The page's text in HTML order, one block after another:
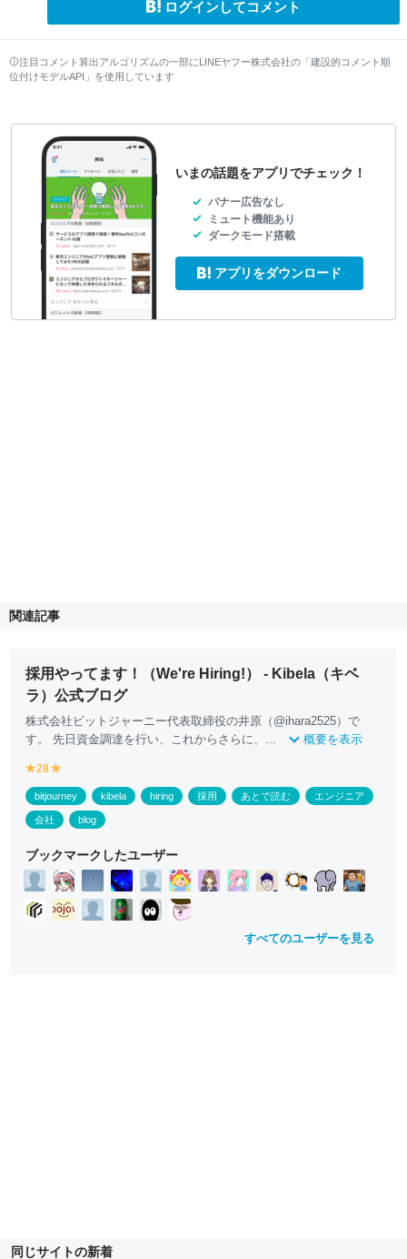
ログインしてコメント
注目コメント算出アルゴリズムの一部にLINEヤフー株式会社の「建設的コメント順
位付けモデルAPI」を使用しています
いまの話題をアプリでチェック！
バナー広告なし
ミュート機能あり
ダークモード搭載
アプリをダウンロード
関連記事
採用やってます！（We're Hiring!） - Kibela（キベ
ラ）公式ブログ
株式会社ビットジャーニー代表取締役の井原（@ihara2525）で
す。 先日資金調達を行い、これからさらに、...
概要を表示
y
e
ll
o
28
e
ll
o
bitjourney kibela hiring 採用 あとで読む エンジニア
会社 blog
ブックマークしたユーザー
すべてのユーザーを見る
同じサイトの新着